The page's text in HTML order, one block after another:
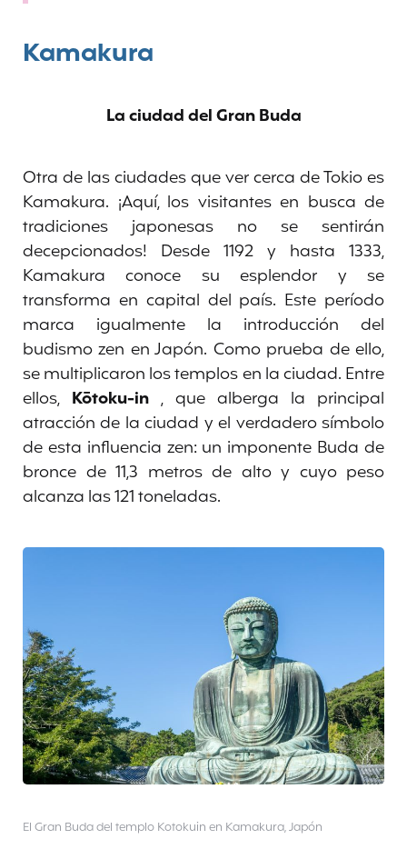
Kamakura
La ciudad del Gran Buda
Otra de las ciudades que ver cerca de Tokio es
Kamakura. ¡Aquí, los visitantes en busca de
tradiciones japonesas no se sentirán
decepcionados! Desde 1192 y hasta 1333,
Kamakura conoce su esplendor y se
transforma en capital del país. Este período
marca igualmente la introducción del
budismo zen en Japón. Como prueba de ello,
se multiplicaron los templos en la ciudad. Entre
ellos, Kōtoku-in , que alberga la principal
atracción de la ciudad y el verdadero símbolo
de esta influencia zen: un imponente Buda de
bronce de 11,3 metros de alto y cuyo peso
alcanza las 121 toneladas.
El Gran Buda del templo Kotokuin en Kamakura, Japón